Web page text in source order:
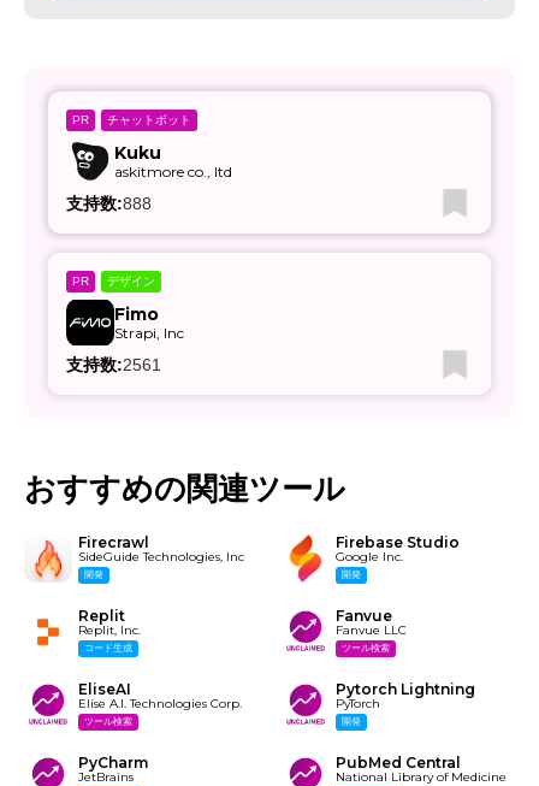
PR チャットボット
Kuku
askitmore co., ltd
支持数:888
PR デザイン
Fimo
Strapi, Inc
支持数:2561
おすすめの関連ツール
Firecrawl
SideGuide Technologies, Inc
開発
Firebase Studio
Google Inc.
開発
Replit
Replit, Inc.
コード生成
Fanvue
Fanvue LLC
ツール検索
EliseAI
Elise A.I. Technologies Corp.
ツール検索
Pytorch Lightning
PyTorch
開発
PyCharm
JetBrains
PubMed Central
National Library of Medicine